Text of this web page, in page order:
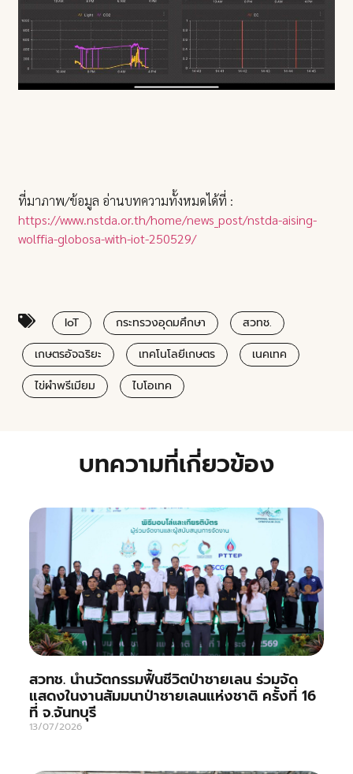
ที่มาภาพ/ข้อมูล อ่านบทความทั้งหมดได้ที่ :
https://www.nstda.or.th/home/news_post/nstda-aising-
wolffia-globosa-with-iot-250529/
IoT กระทรวงอุดมศึกษา
สวทช.
เกษตรอัจฉริยะ
เทคโนโลยีเกษตร
เนคเทค
ไข่ผำพรีเมียม
ไบโอเทค
บทความที่เกี่ยวข้อง
สวทช. นำนวัตกรรมฟื้นชีวิตป่าชายเลน ร่วมจัด
แสดงในงานสัมมนาป่าชายเลนแห่งชาติ ครั้งที่ 16
ที่ จ.จันทบุรี
13/07/2026